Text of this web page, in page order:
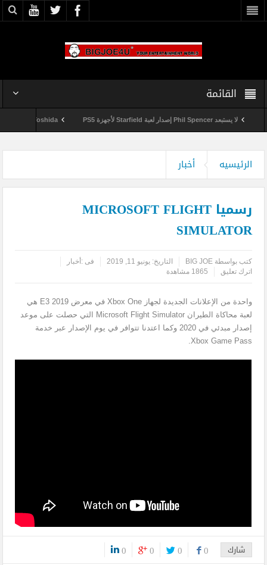
القائمة
لا يستبعد Phil Spencer إصدار لعبة Starfield لأجهزة PS5 Shuhei Yoshida سيتقاعد من شركة Sony في يناير المقبل
الرئيسيه أخبار
رسميا MICROSOFT FLIGHT
SIMULATOR
كتب بواسطةBIG JOE التاريخ:يونيو 11, 2019 فى : أخبار
اترك تعليق
1865 مشاهدة
واحدة من الإعلانات الجديدة لجهاز Xbox One في معرض E3 2019 هي
لعبة محاكاة الطيران Microsoft Flight Simulator التي حصلت على موعد
إصدار مبدئي في 2020 وكما اعتدنا تتوافر في يوم الإصدار عبر خدمة
Xbox Game Pass.
شارك 0
0
0
0